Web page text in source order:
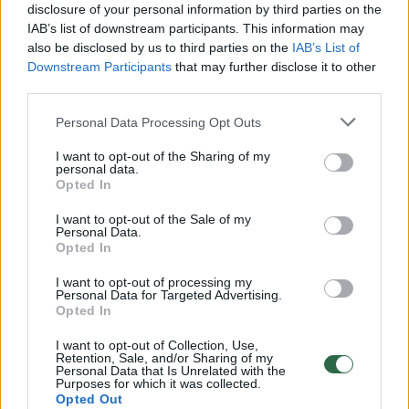
disclosure of your personal information by third parties on the
IAB’s list of downstream participants. This information may
also be disclosed by us to third parties on the IAB’s List of
Downstream Participants that may further disclose it to other
Personal Data Processing Opt Outs
I want to opt-out of the Sharing of my
personal data.
Opted In
I want to opt-out of the Sale of my
Personal Data.
Opted In
I want to opt-out of processing my
Personal Data for Targeted Advertising.
Opted In
I want to opt-out of Collection, Use,
Retention, Sale, and/or Sharing of my
Personal Data that Is Unrelated with the
Purposes for which it was collected.
Opted Out
00:00:30
Vaizdai iš tragiškos avarijos Vilniaus r.: dviejų moterų ir
vaiko gyvybių išgelbėti nepavyko
Žinios | Lietuvos diena
00:00:57
Savaitės vidurys nusimato karštas: temperatūra kils iki
32 laipsnių šilumos
V. Zalužno pasisakymą laiko bandymu įsitvirtinti
Ukrainos politikoje: jis yra neteisus
Sinoptikai atsakė, kokiais orais užbaigsime darbo